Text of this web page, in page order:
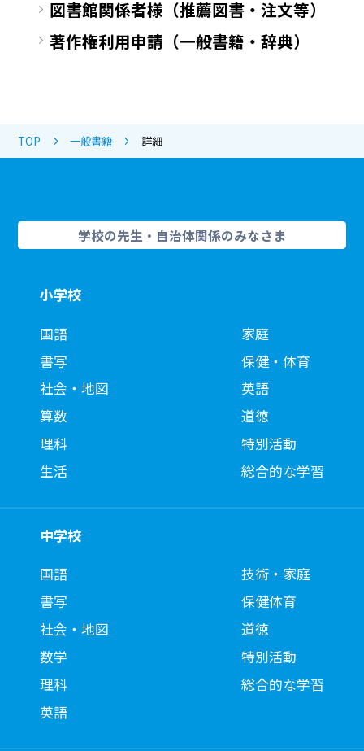
図書館関係者様（推薦図書・注文等）
著作権利用申請（一般書籍・辞典）
TOP 一般書籍 詳細
学校の先生・自治体関係のみなさま
小学校
国語
書写
社会・地図
算数
理科
生活
家庭
保健・体育
英語
道徳
特別活動
総合的な学習
中学校
国語
書写
社会・地図
数学
理科
英語
技術・家庭
保健体育
道徳
特別活動
総合的な学習